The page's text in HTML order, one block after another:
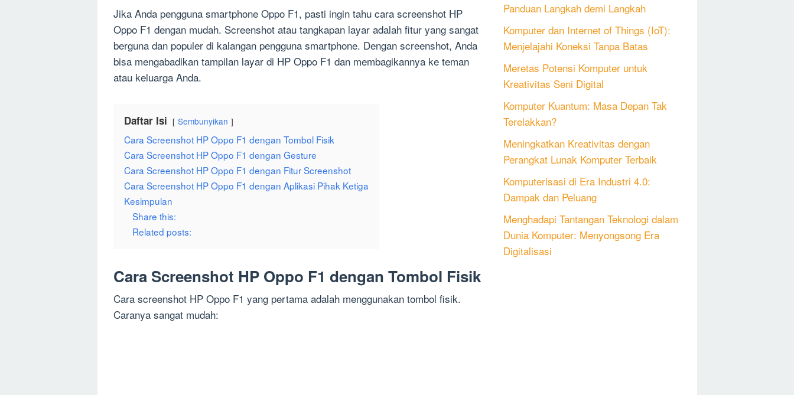
Jika Anda pengguna smartphone Oppo F1, pasti ingin tahu cara screenshot HP
Oppo F1 dengan mudah. Screenshot atau tangkapan layar adalah fitur yang sangat
berguna dan populer di kalangan pengguna smartphone. Dengan screenshot, Anda
bisa mengabadikan tampilan layar di HP Oppo F1 dan membagikannya ke teman
atau keluarga Anda.
Daftar Isi Sembunyikan
Cara Screenshot HP Oppo F1 dengan Tombol Fisik
Cara Screenshot HP Oppo F1 dengan Gesture
Cara Screenshot HP Oppo F1 dengan Fitur Screenshot
Cara Screenshot HP Oppo F1 dengan Aplikasi Pihak Ketiga
Kesimpulan
Share this:
Related posts:
Cara Screenshot HP Oppo F1 dengan Tombol Fisik
Cara screenshot HP Oppo F1 yang pertama adalah menggunakan tombol fisik.
Caranya sangat mudah:
Panduan Langkah demi Langkah
Komputer dan Internet of Things (IoT):
Menjelajahi Koneksi Tanpa Batas
Meretas Potensi Komputer untuk
Kreativitas Seni Digital
Komputer Kuantum: Masa Depan Tak
Terelakkan?
Meningkatkan Kreativitas dengan
Perangkat Lunak Komputer Terbaik
Komputerisasi di Era Industri 4.0:
Dampak dan Peluang
Menghadapi Tantangan Teknologi dalam
Dunia Komputer: Menyongsong Era
Digitalisasi